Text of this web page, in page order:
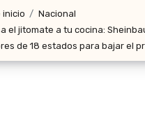
inicio
Nacional
el jitomate a tu cocina:
de 18 estados para bajar el